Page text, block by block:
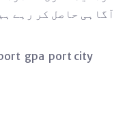
آگاہی حاصل کر رہے
gpa port city